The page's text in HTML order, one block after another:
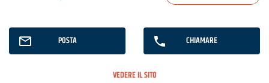
POSTA CHIAMARE
VEDERE IL SITO